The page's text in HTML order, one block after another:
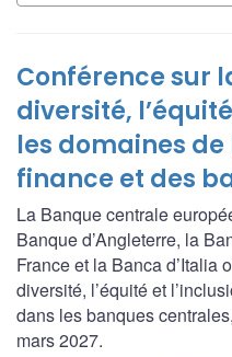
Conférence sur
diversité,
les domaines de
finance et des
La Banque centrale
Banque d’Angleterre, la
France et la Banca d’Italia
diversité, l’équité et
dans les banques
mars 2027.